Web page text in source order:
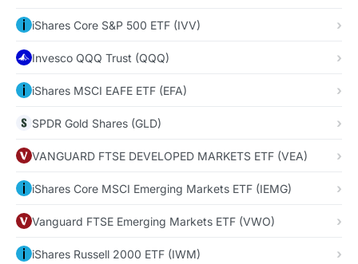
iShares Core S&P 500 ETF (IVV)
Invesco QQQ Trust (QQQ)
iShares MSCI EAFE ETF (EFA)
SPDR Gold Shares (GLD)
VANGUARD FTSE DEVELOPED MARKETS ETF (VEA)
iShares Core MSCI Emerging Markets ETF (IEMG)
Vanguard FTSE Emerging Markets ETF (VWO)
iShares Russell 2000 ETF (IWM)